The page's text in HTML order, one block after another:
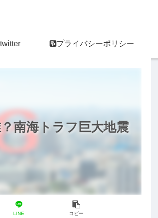
twitter プライバシーポリシー
南海トラフ巨大地震
LINE コピー